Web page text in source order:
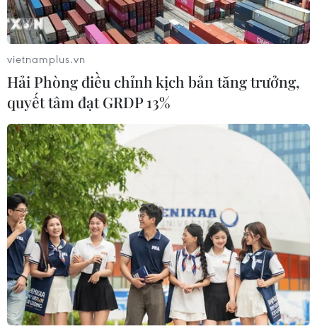
#NovaDreams
#NovaWorld Phan Thiet
#NovaWorld Ho Tram
#bất động sản
#du lịch Bình Thuận
Lâm Đồng
Hàn Quốc
Theo dõi VietnamPlus
TIN LIÊN QUAN
vietnamplus.vn
Hải Phòng điều chỉnh kịch bản tăng trưởng,
quyết tâm đạt GRDP 13%